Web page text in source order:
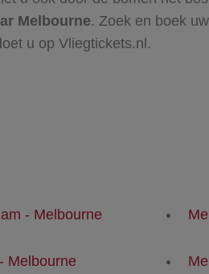
Melbourne. Zoek en boek
u op Vliegtickets.nl.
- Melbourne
Melbourne